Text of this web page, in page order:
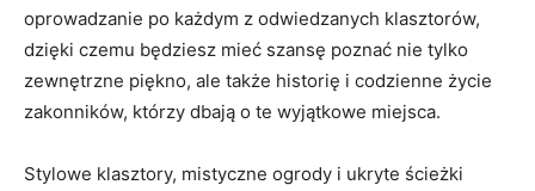
oprowadzanie po każdym z odwiedzanych klasztorów,
dzięki czemu będziesz mieć‌ szansę poznać nie ‌tylko
zewnętrzne piękno, ale⁤ także historię i codzienne życie
zakonników, którzy dbają o te wyjątkowe miejsca.
Stylowe‍ klasztory, mistyczne ogrody i ukryte ścieżki